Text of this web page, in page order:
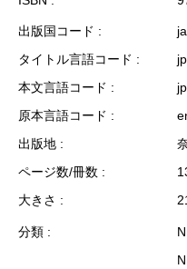
出版国コード
ja
タイトル言語コード
本文言語コード
原本言語コード
出版地
ページ数/冊数
大きさ
分類